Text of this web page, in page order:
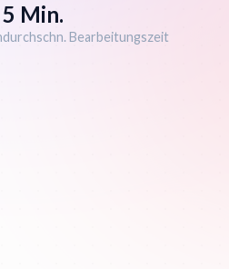
5 Min.
durchschn. Bearbeitungszeit